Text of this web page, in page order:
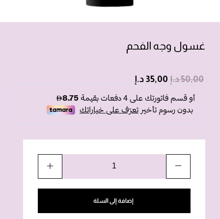
غسول وجه الفحم
50,00د.إ 35,00 د.إ
إضافة إلى السلة